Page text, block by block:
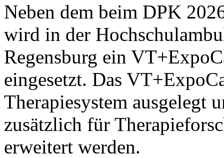
Neben dem beim DPK
wird in der
Regensburg ein
eingesetzt. Das
Therapiesystem ausgelegt
zusätzlich für
erweitert werden.